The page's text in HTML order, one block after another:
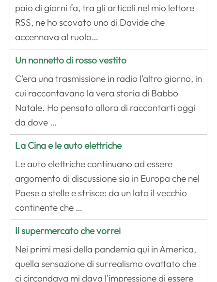
paio di giorni fa, tra gli articoli nel mio lettore
RSS, ne ho scovato uno di Davide che
accennava al ruolo…
Un nonnetto di rosso vestito
C'era una trasmissione in radio l'altro giorno, in
cui raccontavano la vera storia di Babbo
Natale. Ho pensato allora di raccontarti oggi
da dove …
La Cina e le auto elettriche
Le auto elettriche continuano ad essere
argomento di discussione sia in Europa che nel
Paese a stelle e strisce: da un lato il vecchio
continente che …
Il supermercato che vorrei
Nei primi mesi della pandemia qui in America,
quella sensazione di surrealismo ovattato che
ci circondava mi dava l'impressione di essere